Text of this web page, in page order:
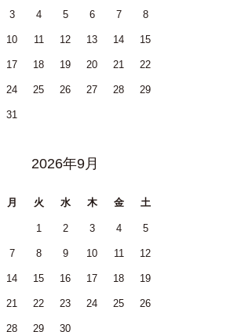
3 4 5 6 7 8
10 11 12 13 14 15
17 18 19 20 21 22
24 25 26 27 28 29
31
2026年9月
月 火 水 木 金 土
1 2 3 4 5
7 8 9 10 11 12
14 15 16 17 18 19
21 22 23 24 25 26
28 29 30